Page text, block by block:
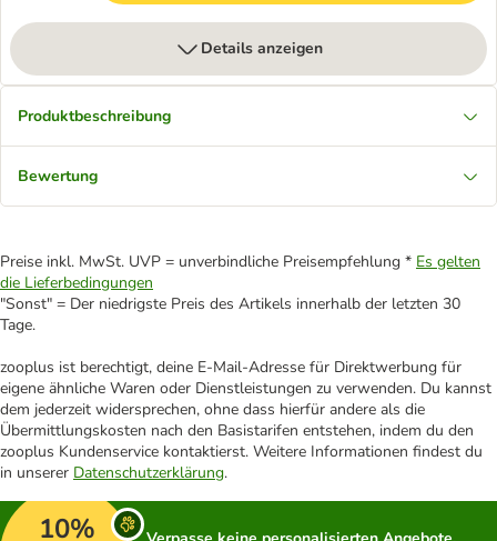
Details anzeigen
Produktbeschreibung
Bewertung
Preise inkl. MwSt. UVP = unverbindliche Preisempfehlung * Es gelten
die Lieferbedingungen
"Sonst" = Der niedrigste Preis des Artikels innerhalb der letzten 30
Tage.
zooplus ist berechtigt, deine E-Mail-Adresse für Direktwerbung für
eigene ähnliche Waren oder Dienstleistungen zu verwenden. Du kannst
dem jederzeit widersprechen, ohne dass hierfür andere als die
Übermittlungskosten nach den Basistarifen entstehen, indem du den
zooplus Kundenservice kontaktierst. Weitere Informationen findest du
in unserer Datenschutzerklärung.
10%